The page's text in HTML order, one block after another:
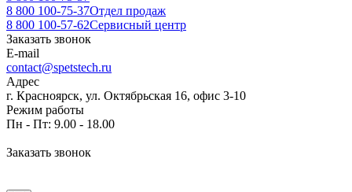
8 800 100-75-37Отдел продаж
8 800 100-57-62Сервисный центр
Заказать звонок
E-mail
contact@spetstech.ru
Адрес
г. Красноярск, ул. Октябрьская 16, офис 3-10
Режим работы
Пн - Пт: 9.00 - 18.00
Заказать звонок